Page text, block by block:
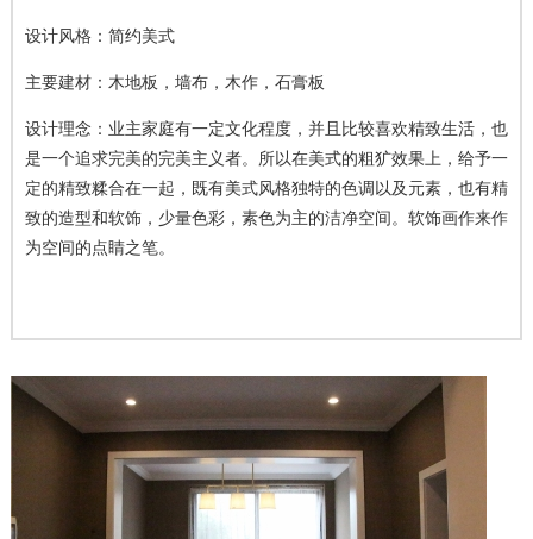
设计风格：简约美式
主要建材：木地板，墙布，木作，石膏板
设计理念：业主家庭有一定文化程度，并且比较喜欢精致生活，也
是一个追求完美的完美主义者。所以在美式的粗犷效果上，给予一
定的精致糅合在一起，既有美式风格独特的色调以及元素，也有精
致的造型和软饰，少量色彩，素色为主的洁净空间。软饰画作来作
为空间的点睛之笔。